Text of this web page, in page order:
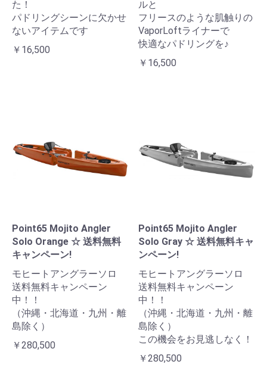
カートへ進む
た！
パドリングシーンに欠かせ
ないアイテムです
￥16,500
ルと
フリースのような肌触りの
VaporLoftライナーで
快適なパドリングを♪
￥16,500
Point65 Mojito Angler
Solo Orange ☆ 送料無料
キャンペーン!
モヒートアングラーソロ
送料無料キャンペーン
中！！
（沖縄・北海道・九州・離
島除く）
￥280,500
Point65 Mojito Angler
Solo Gray ☆ 送料無料キャ
ンペーン!
モヒートアングラーソロ
送料無料キャンペーン
中！！
（沖縄・北海道・九州・離
島除く）
この機会をお見逃しなく！
￥280,500